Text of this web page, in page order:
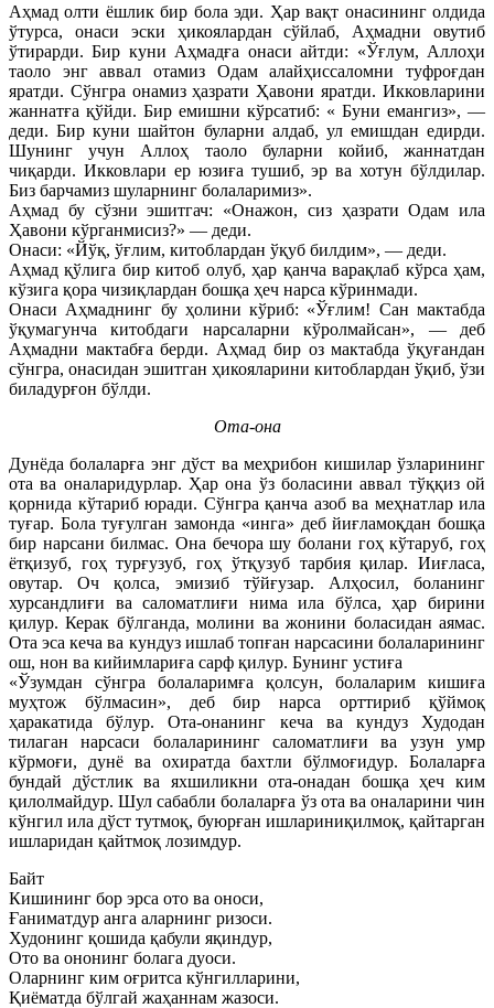
Аҳмад олти ёшлик бир бола эди. Ҳар вақт онасининг олдида
ўтурса, онаси эски ҳикоялардан сўйлаб, Аҳмадни овутиб
ўтирарди. Бир куни Аҳмадға онаси айтди: «Ўғлум, Аллоҳи
таоло энг аввал отамиз Одам алайҳиссаломни туфроғдан
яратди. Сўнгра онамиз ҳазрати Ҳавони яратди. Икковларини
жаннатға қўйди. Бир емишни кўрсатиб: « Буни емангиз», —
деди. Бир куни шайтон буларни алдаб, ул емишдан едирди.
Шунинг учун Аллоҳ таоло буларни койиб, жаннатдан
чиқарди. Икковлари ер юзиға тушиб, эр ва хотун бўлдилар.
Биз барчамиз шуларнинг болаларимиз».
Аҳмад бу сўзни эшитгач: «Онажон, сиз ҳазрати Одам ила
Ҳавони кўрганмисиз?» — деди.
Онаси: «Йўқ, ўғлим, китоблардан ўқуб билдим», — деди.
Аҳмад қўлига бир китоб олуб, ҳар қанча варақлаб кўрса ҳам,
кўзига қора чизиқлардан бошқа ҳеч нарса кўринмади.
Онаси Аҳмаднинг бу ҳолини кўриб: «Ўғлим! Сан мактабда
ўқумагунча китобдаги нарсаларни кўролмайсан», — деб
Аҳмадни мактабға берди. Аҳмад бир оз мактабда ўқуғандан
сўнгра, онасидан эшитган ҳикояларини китоблардан ўқиб, ўзи
биладурғон бўлди.
Ота-она
Дунёда болаларға энг дўст ва меҳрибон кишилар ўзларининг
ота ва оналаридурлар. Ҳар она ўз боласини аввал тўққиз ой
қорнида кўтариб юради. Сўнгра қанча азоб ва меҳнатлар ила
туғар. Бола туғулган замонда «инга» деб йиғламоқдан бошқа
бир нарсани билмас. Она бечора шу болани гоҳ кўтаруб, гоҳ
ётқизуб, гоҳ турғузуб, гоҳ ўтқузуб тарбия қилар. Ииғласа,
овутар. Оч қолса, эмизиб тўйғузар. Алҳосил, боланинг
хурсандлиғи ва саломатлиғи нима ила бўлса, ҳар бирини
қилур. Керак бўлганда, молини ва жонини боласидан аямас.
Ота эса кеча ва кундуз ишлаб топған нарсасини болаларининг
ош, нон ва кийимлариға сарф қилур. Бунинг устиға
«Ўзумдан сўнгра болаларимға қолсун, болаларим кишиға
муҳтож бўлмасин», деб бир нарса орттириб қўймоқ
ҳаракатида бўлур. Ота-онанинг кеча ва кундуз Худодан
тилаган нарсаси болаларининг саломатлиғи ва узун умр
кўрмоғи, дунё ва охиратда бахтли бўлмоғидур. Болаларға
бундай дўстлик ва яхшиликни ота-онадан бошқа ҳеч ким
қилолмайдур. Шул сабабли болаларға ўз ота ва оналарини чин
кўнгил ила дўст тутмоқ, буюрған ишлариниқилмоқ, қайтарган
ишларидан қайтмоқ лозимдур.
Байт
Кишининг бор эрса ото ва оноси,
Ғаниматдур анга аларнинг ризоси.
Худонинг қошида қабули яқиндур,
Ото ва ононинг болага дуоси.
Оларнинг ким оғритса кўнгилларини,
Қиёматда бўлгай жаҳаннам жазоси.